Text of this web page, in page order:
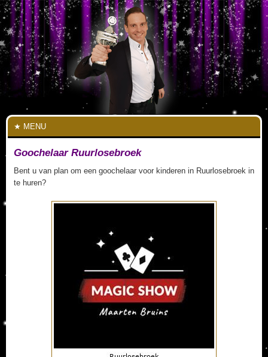
MENU
Goochelaar Ruurlosebroek
Bent u van plan om een goochelaar voor kinderen in Ruurlosebroek in
te huren?